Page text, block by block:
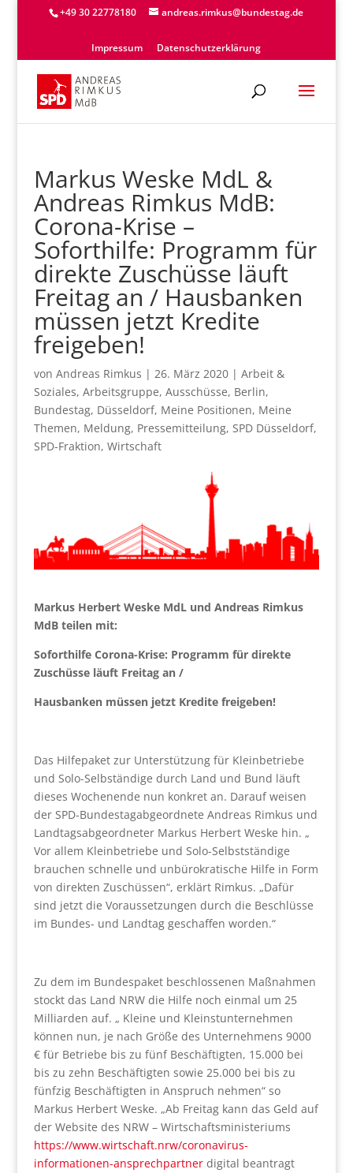
+49 30 22778180 andreas.rimkus@bundestag.de
Impressum Datenschutzerklärung
Markus Weske MdL &
Andreas Rimkus MdB:
Corona-Krise –
Soforthilfe: Programm für
direkte Zuschüsse läuft
Freitag an / Hausbanken
müssen jetzt Kredite
freigeben!
von Andreas Rimkus | 26. März 2020| Arbeit &
Soziales, Arbeitsgruppe, Ausschüsse, Berlin,
Bundestag, Düsseldorf, Meine Positionen, Meine
Themen, Meldung, Pressemitteilung, SPD Düsseldorf,
SPD-Fraktion, Wirtschaft
Markus Herbert Weske MdL und Andreas Rimkus
MdB teilen mit:
Soforthilfe Corona-Krise: Programm für direkte
Zuschüsse läuft Freitag an /
Hausbanken müssen jetzt Kredite freigeben!
Das Hilfepaket zur Unterstützung für Kleinbetriebe
und Solo-Selbständige durch Land und Bund läuft
dieses Wochenende nun konkret an. Darauf weisen
der SPD-Bundestagabgeordnete Andreas Rimkus und
Landtagsabgeordneter Markus Herbert Weske hin. „
Vor allem Kleinbetriebe und Solo-Selbstständige
brauchen schnelle und unbürokratische Hilfe in Form
von direkten Zuschüssen“, erklärt Rimkus. „Dafür
sind jetzt die Voraussetzungen durch die Beschlüsse
im Bundes- und Landtag geschaffen worden.“
Zu dem im Bundespaket beschlossenen Maßnahmen
stockt das Land NRW die Hilfe noch einmal um 25
Milliarden auf. „ Kleine und Kleinstunternehmen
können nun, je nach Größe des Unternehmens 9000
€ für Betriebe bis zu fünf Beschäftigten, 15.000 bei
bis zu zehn Beschäftigten sowie 25.000 bei bis zu
fünfzig Beschäftigten in Anspruch nehmen“ so
Markus Herbert Weske. „Ab Freitag kann das Geld auf
der Website des NRW – Wirtschaftsministeriums
https://www.wirtschaft.nrw/coronavirus-
informationen-ansprechpartnerdigital beantragt